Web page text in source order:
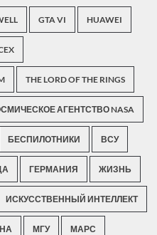
GTA VI HUAWEI
THE LORD OF THE RINGS
АГЕНТСТВО NASA
БЕСПИЛОТНИКИ ВСУ
ГЕРМАНИЯ ЖИЗНЬ
ИСКУССТВЕННЫЙ ИНТЕЛЛЕКТ
МГУ МАРС